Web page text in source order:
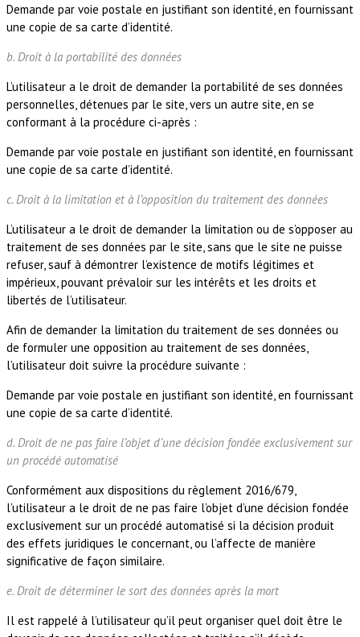
Demande par voie postale en justifiant son identité, en fournissant
une copie de sa carte d’identité.
b. Droit à la portabilité des données
L’utilisateur a le droit de demander la portabilité de ses données
personnelles, détenues par le site, vers un autre site, en se
conformant à la procédure ci-après :
Demande par voie postale en justifiant son identité, en fournissant
une copie de sa carte d’identité.
c. Droit à la limitation et à l’opposition du traitement des données
L’utilisateur a le droit de demander la limitation ou de s’opposer au
traitement de ses données par le site, sans que le site ne puisse
refuser, sauf à démontrer l’existence de motifs légitimes et
impérieux, pouvant prévaloir sur les intérêts et les droits et
libertés de l’utilisateur.
Afin de demander la limitation du traitement de ses données ou
de formuler une opposition au traitement de ses données,
l’utilisateur doit suivre la procédure suivante :
Demande par voie postale en justifiant son identité, en fournissant
une copie de sa carte d’identité.
d. Droit de ne pas faire l’objet d’une décision fondée exclusivement sur
un procédé automatisé
Conformément aux dispositions du règlement 2016/679,
l’utilisateur a le droit de ne pas faire l’objet d’une décision fondée
exclusivement sur un procédé automatisé si la décision produit
des effets juridiques le concernant, ou l’affecte de manière
significative de façon similaire.
e. Droit de déterminer le sort des données après la mort
Il est rappelé à l’utilisateur qu’il peut organiser quel doit être le